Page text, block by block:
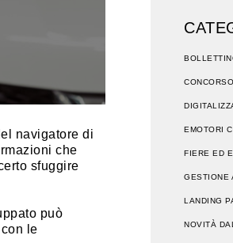
navigatore di
che
sfuggire
può
le
EMOTORI
FIERE ED
GESTIONE
LANDING
NOVITÀ